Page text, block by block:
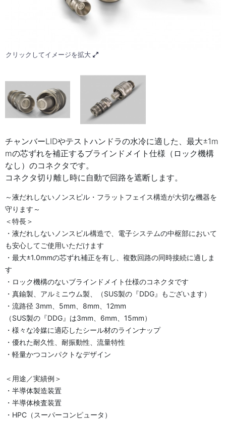
クリックしてイメージを拡大
チャンバーLIDやテストハンドラの水冷に適した、最大±1m
mの芯ずれを補正するブラインドメイト仕様（ロック機構
なし）のコネクタです。
コネクタ切り離し時に自動で回路を遮断します。
～液だれしないノンスピル・フラットフェイス構造が大切な機器を
守ります～
＜特長＞
・液だれしないノンスピル構造で、電子システムの中枢部において
も安心してご使用いただけます
・最大±1.0mmの芯ずれ補正を有し、複数回路の同時接続に適しま
す
・ロック機構のないブラインドメイト仕様のコネクタです
・真鍮製、アルミニウム製、（SUS製の『DDG』もございます）
・流路径 3mm、5mm、8mm、12mm
（SUS製の『DDG』は3mm、6mm、15mm）
・様々な冷媒に適応したシール材のラインナップ
・優れた耐久性、耐振動性、流量特性
・軽量かつコンパクトなデザイン
＜用途／実績例＞
・半導体製造装置
・半導体検査装置
・HPC（スーパーコンピュータ）